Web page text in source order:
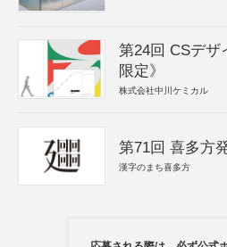
第24回 CSデザ
限定》
株式会社中川ケミカル
第71回 喜多方
漢字のまち喜多方